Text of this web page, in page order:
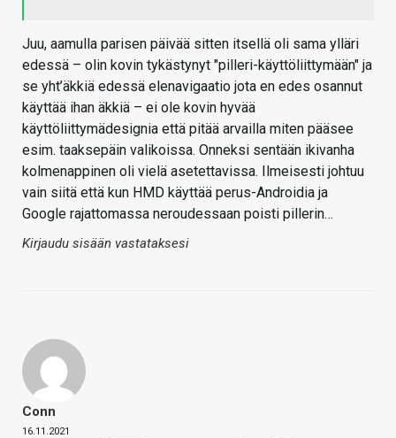
Juu, aamulla parisen päivää sitten itsellä oli sama ylläri
edessä – olin kovin tykästynyt "pilleri-käyttöliittymään" ja
se yht’äkkiä edessä elenavigaatio jota en edes osannut
käyttää ihan äkkiä – ei ole kovin hyvää
käyttöliittymädesignia että pitää arvailla miten pääsee
esim. taaksepäin valikoissa. Onneksi sentään ikivanha
kolmenappinen oli vielä asetettavissa. Ilmeisesti johtuu
vain siitä että kun HMD käyttää perus-Androidia ja
Google rajattomassa neroudessaan poisti pillerin…
Kirjaudu sisään vastataksesi
Conn
16.11.2021